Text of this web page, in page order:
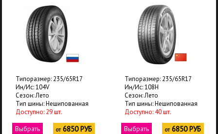
Типоразмер: 235/65R17
Ин/Ис: 104V
Сезон: Лето
Тип шины: Нешипованная
Доступно: 29 шт.
Выбрать от6850 РУБ
Типоразмер: 235/65R17
Ин/Ис: 108H
Сезон: Лето
Тип шины: Нешипованная
Доступно: 40 шт.
Выбрать от6850 РУБ